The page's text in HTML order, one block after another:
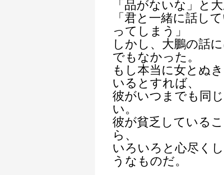
「品がないな」と
「君と一緒に話し
ってしまう」
しかし、大鵬の話
でもなかった。
もし本当に女とぬ
いるとすれば、
彼がいつまでも同
い。
彼が貧乏している
ら、
いろいろと心尽く
うなものだ。